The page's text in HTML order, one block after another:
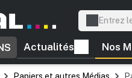
principale
Actualités Nos